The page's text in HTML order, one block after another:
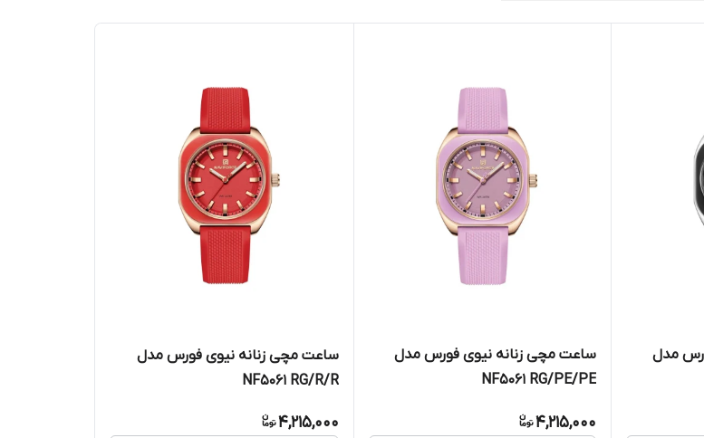
مدل
ساعت مچی زنانه نیوی فورس مدل
NF5061 RG/PE/PE
4,215,000
ساعت مچی زنانه نیوی فورس مدل
NF5061 RG/R/R
4,215,000